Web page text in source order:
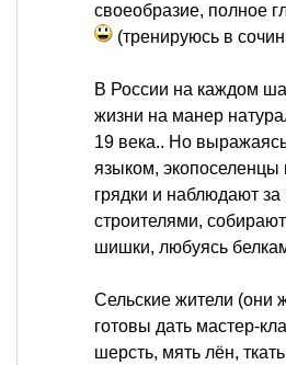
своеобразие, полное
(тренируюсь в
В России на каждом
жизни на манер
19 века.. Но
языком,
грядки и наблюдают
строителями,
шишки, любуясь
Сельские жители (они
готовы дать мастер-
шерсть, мять лён,